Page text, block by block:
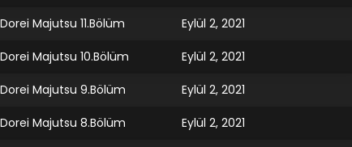
Majutsu 11.Bölüm Eylül 2, 2021
Majutsu 10.Bölüm Eylül 2, 2021
Majutsu 9.Bölüm Eylül 2, 2021
Majutsu 8.Bölüm Eylül 2, 2021